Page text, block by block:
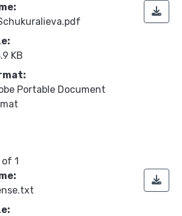
KB
Portable Document
of 1